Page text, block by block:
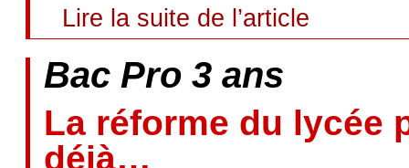
Lire la suite de l’article
Bac Pro 3 ans
La réforme du lycée
déjà…